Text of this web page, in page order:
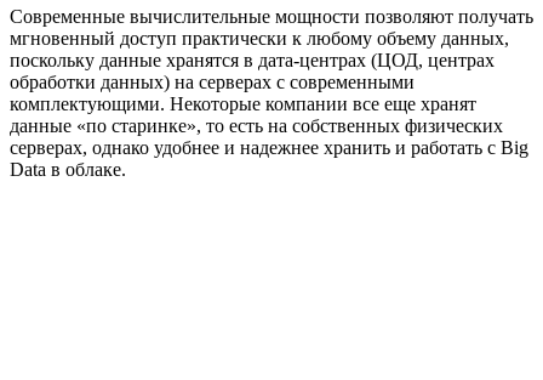
Современные вычислительные мощности позволяют получать
мгновенный доступ практически к любому объему данных,
поскольку данные хранятся в дата-центрах (ЦОД, центрах
обработки данных) на серверах с современными
комплектующими. Некоторые компании все еще хранят
данные «по старинке», то есть на собственных физических
серверах, однако удобнее и надежнее хранить и работать с Big
Data в облаке.